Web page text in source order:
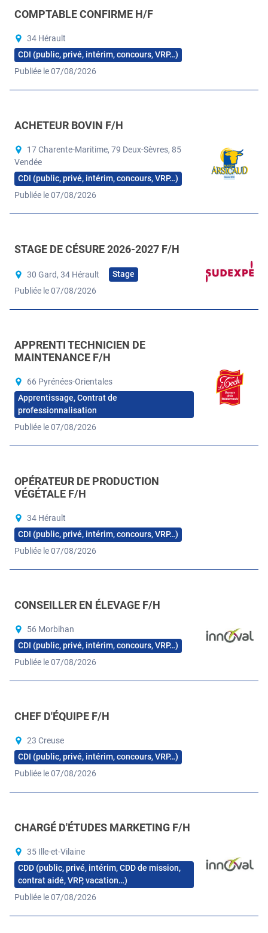
COMPTABLE CONFIRME H/F
34 Hérault
CDI (public, privé, intérim, concours, VRP…)
Publiée le 07/08/2026
ACHETEUR BOVIN F/H
17 Charente-Maritime, 79 Deux-Sèvres, 85
Vendée
CDI (public, privé, intérim, concours, VRP…)
Publiée le 07/08/2026
STAGE DE CÉSURE 2026-2027 F/H
30 Gard, 34 Hérault
Stage
Publiée le 07/08/2026
APPRENTI TECHNICIEN DE
MAINTENANCE F/H
66 Pyrénées-Orientales
Apprentissage, Contrat de
professionnalisation
Publiée le 07/08/2026
OPÉRATEUR DE PRODUCTION
VÉGÉTALE F/H
34 Hérault
CDI (public, privé, intérim, concours, VRP…)
Publiée le 07/08/2026
CONSEILLER EN ÉLEVAGE F/H
56 Morbihan
CDI (public, privé, intérim, concours, VRP…)
Publiée le 07/08/2026
CHEF D'ÉQUIPE F/H
23 Creuse
CDI (public, privé, intérim, concours, VRP…)
Publiée le 07/08/2026
CHARGÉ D'ÉTUDES MARKETING F/H
35 Ille-et-Vilaine
CDD (public, privé, intérim, CDD de mission,
contrat aidé, VRP, vacation…)
Publiée le 07/08/2026